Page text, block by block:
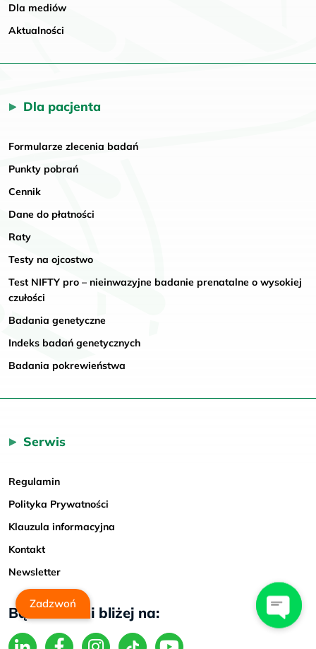
Dla mediów
Aktualności
Dla pacjenta
Formularze zlecenia badań
Punkty pobrań
Cennik
Dane do płatności
Raty
Testy na ojcostwo
Test NIFTY pro – nieinwazyjne badanie prenatalne o wysokiej
czułości
Badania genetyczne
Indeks badań genetycznych
Badania pokrewieństwa
Serwis
Regulamin
Polityka Prywatności
Klauzula informacyjna
Kontakt
Newsletter
Bądź z nami bliżej na:
Zadzwoń